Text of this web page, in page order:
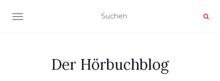
NAVIGATION UMSCHALTEN
Der Hörbuchblog